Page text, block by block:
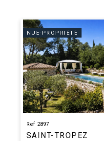
NUE-PROPRIÉTÉ
Ref 2897
SAINT-TROPEZ